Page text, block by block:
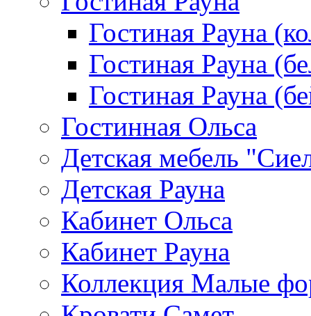
Гостиная Рауна
Гостиная Рауна
Гостиная Рауна
Гостинная Ольса
Детская мебель
Детская Рауна
Кабинет Ольса
Кабинет Рауна
Коллекция Малые